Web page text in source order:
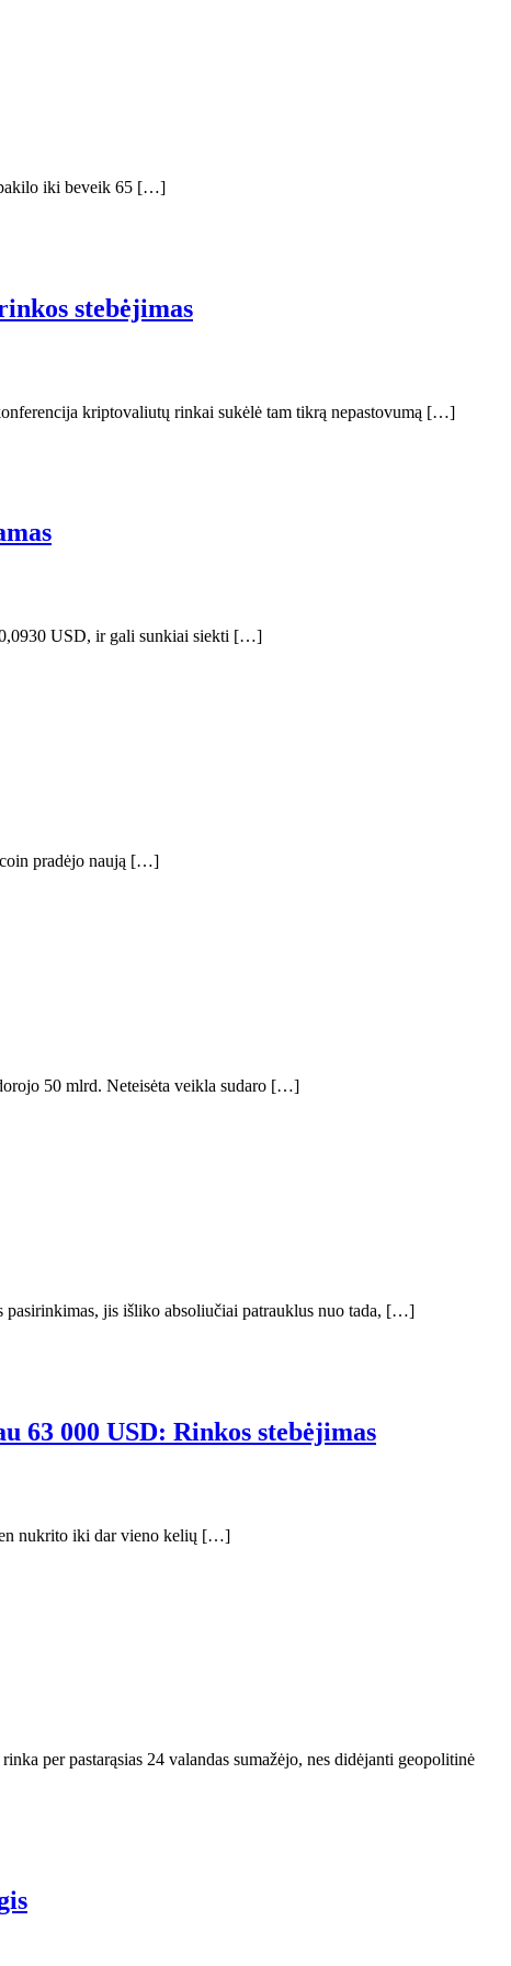
pakilo iki beveik 65 […]
stebėjimas
kriptovaliutų rinkai sukėlė tam tikrą nepastovumą […]
0,0930 USD, ir gali sunkiai siekti […]
pradėjo naują […]
50 mlrd. Neteisėta veikla sudaro […]
pasirinkimas, jis išliko absoliučiai patrauklus nuo tada, […]
000 USD: Rinkos stebėjimas
nukrito iki dar vieno kelių […]
per pastarąsias 24 valandas sumažėjo, nes didėjanti geopolitinė